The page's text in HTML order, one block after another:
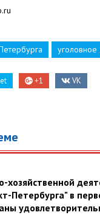
+1 VK
хозяйственной
Петербурга" в